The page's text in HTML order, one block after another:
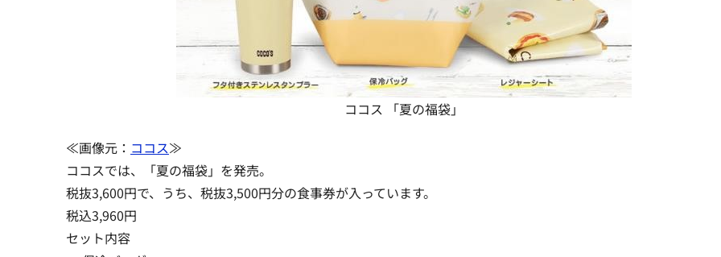
ココス 「夏の福袋」
≪画像元： ココス≫
ココスでは、「夏の福袋」を発売。
税抜3,600円で、うち、 税抜3,500円分の食事券が入っています。
税込3,960円
セット内容